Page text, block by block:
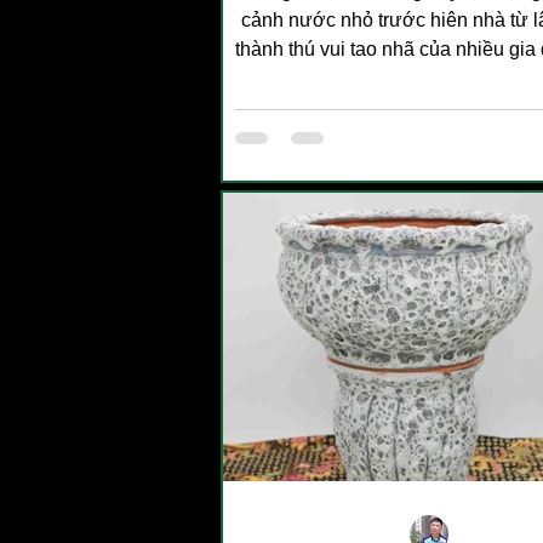
cảnh nước nhỏ trước hiên nhà từ
thành thú vui tao nhã của nhiều gia
súng khoe sắc thắm thì việc lựa
chiếc chậu phù hợp là yếu tố
xi măng nổi lên như một sự lựa
hảo nhờ độ bền vượt trội, khả
nước tốt và vẻ đẹp mộc mạc,
truyền thống.